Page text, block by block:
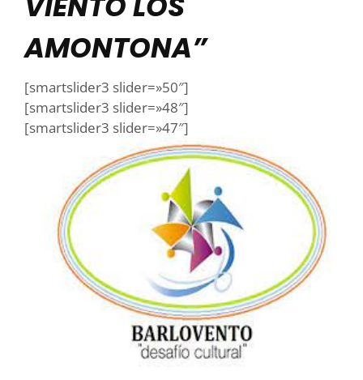
AMONTONA”
[smartslider3 slider=»50″]
[smartslider3 slider=»48″]
[smartslider3 slider=»47″]